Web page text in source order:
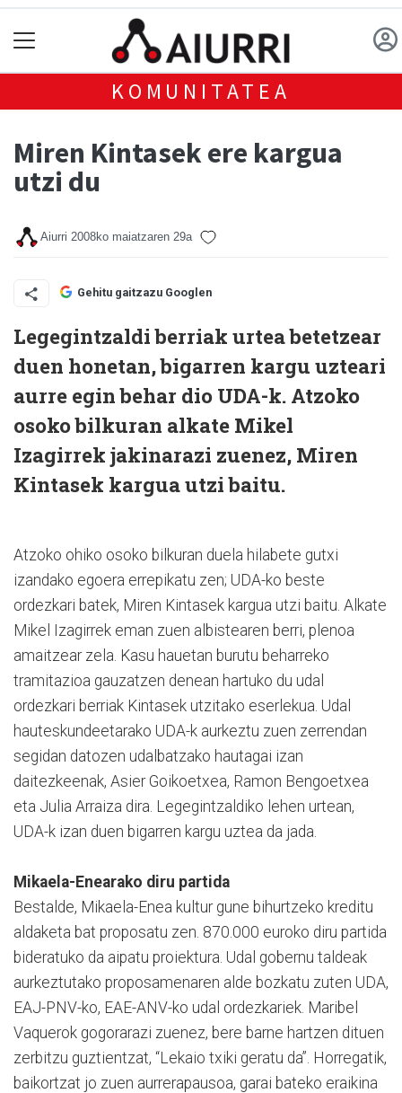
KOMUNITATEA
Miren Kintasek ere kargua
utzi du
Aiurri 2008ko maiatzaren 29a
Gehitu gaitzazu Googlen
Legegintzaldi berriak urtea betetzear
duen honetan, bigarren kargu uzteari
aurre egin behar dio UDA-k. Atzoko
osoko bilkuran alkate Mikel
Izagirrek jakinarazi zuenez, Miren
Kintasek kargua utzi baitu.
Atzoko ohiko osoko bilkuran duela hilabete gutxi
izandako egoera errepikatu zen; UDA-ko beste
ordezkari batek, Miren Kintasek kargua utzi baitu. Alkate
Mikel Izagirrek eman zuen albistearen berri, plenoa
amaitzear zela. Kasu hauetan burutu beharreko
tramitazioa gauzatzen denean hartuko du udal
ordezkari berriak Kintasek utzitako eserlekua. Udal
hauteskundeetarako UDA-k aurkeztu zuen zerrendan
segidan datozen udalbatzako hautagai izan
daitezkeenak, Asier Goikoetxea, Ramon Bengoetxea
eta Julia Arraiza dira. Legegintzaldiko lehen urtean,
UDA-k izan duen bigarren kargu uztea da jada.
Mikaela-Enearako diru partida
Bestalde, Mikaela-Enea kultur gune bihurtzeko kreditu
aldaketa bat proposatu zen. 870.000 euroko diru partida
bideratuko da aipatu proiektura. Udal gobernu taldeak
aurkeztutako proposamenaren alde bozkatu zuten UDA,
EAJ-PNV-ko, EAE-ANV-ko udal ordezkariek. Maribel
Vaquerok gogorarazi zuenez, bere barne hartzen dituen
zerbitzu guztientzat, “Lekaio txiki geratu da”. Horregatik,
baikortzat jo zuen aurrerapausoa, garai bateko eraikina